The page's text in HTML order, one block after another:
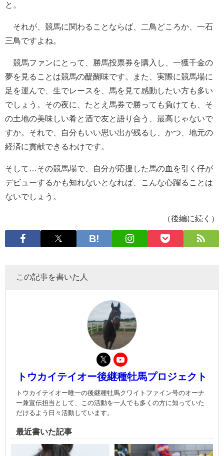
と。
それが、競馬に関わることならば、二鳥どころか、一石
三鳥ですよね。
競馬ファンにとって、勝馬投票券を購入し、一獲千金の
夢を見ることは競馬の醍醐味です。また、実際に競馬場に
足を運んで、生でレースを、馬を見て感動したい方も多い
でしょう。その夜に、たとえ馬券で勝っても負けても、そ
の土地の美味しい肴と酒で友と語り合う、最高じゃないで
すか。それで、自分もいい思い出が残るし、かつ、地元の
経済に貢献できるわけです。
そして…その競馬場で、自分が応援した馬の血を引く仔が
デビューするかも知れないとなれば、こんな心躍ることは
ないでしょう。
（後編に続く）
この記事を書いた人
トウカイテイオー後継種牡馬プロジェクト
トウカイテイオー唯一の後継種牡馬クワイトファイン号のオーナ
ー兼宣伝担当として、この活動を一人でも多くの方に知っていた
だけるよう日々活動しています。
最近書いた記事